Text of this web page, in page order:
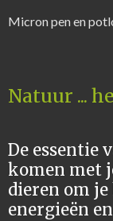
Micron pen en
Natuur ...
De essentie
komen met
dieren om
energieën